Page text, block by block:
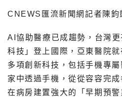
CNEWS匯流新聞網記者陳鈞
AI協助醫療已成趨勢，台灣
科技」登上國際，亞東醫院
多項創新科技，包括手機專
家中透過手機，從從容容完
在病房建置強大的「早期預